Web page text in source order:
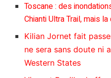
Toscane : des
Chianti Ultra Trail, mais
Kilian Jornet fait
ne sera sans doute ni
Western States